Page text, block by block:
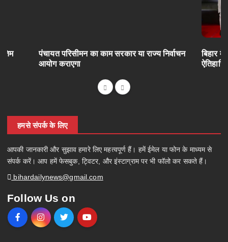
पंचायत परिसीमन का काम सरकार या राज्य निर्वाचन
आयोग कराएगा
बिहार
हमसे संपर्क के लिए
आपकी जानकारी और सुझाव हमारे लिए महत्वपूर्ण हैं। हमें ईमेल या फोन के माध्यम से
संपर्क करें। आप हमें फेसबुक, ट्विटर, और इंस्टाग्राम पर भी फॉलो कर सकते हैं।
bihardailynews@gmail.com
Follow Us on